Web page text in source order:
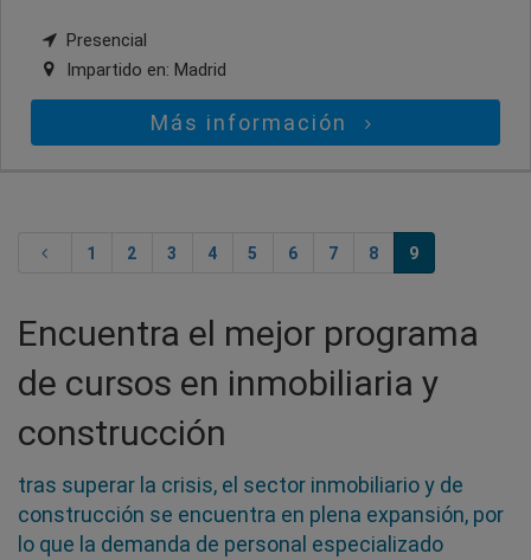
Presencial
Impartido en: Madrid
Más información
1 2 3 4 5 6 7 8 9
Encuentra el mejor programa
de cursos en inmobiliaria y
construcción
tras superar la crisis, el sector inmobiliario y de
construcción se encuentra en plena expansión, por
lo que la demanda de personal especializado